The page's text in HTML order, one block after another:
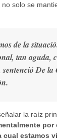
solo se
de la
tan aguda,
sentenció De
la raíz
por
cual estamos